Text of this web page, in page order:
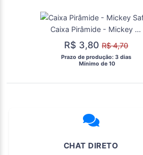
Caixa Pirâmide - Mickey Safari
R$ 3,80 R$ 4,70
Prazo de produção: 3 dias
  Mínimo de 10
CHAT DIRETO